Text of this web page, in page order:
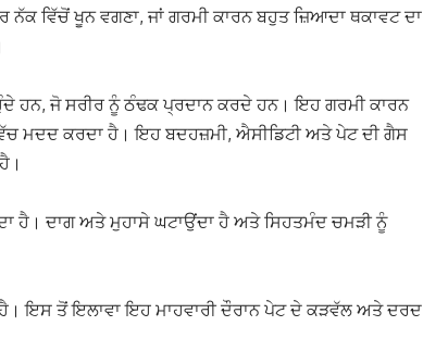
ਵਿੱਚੋਂ ਖੂਨ ਵਗਣਾ, ਜਾਂ ਗਰਮੀ ਕਾਰਨ ਬਹੁਤ ਜ਼ਿਆਦਾ ਥਕਾਵਟ ਦਾ
ਹਨ, ਜੋ ਸਰੀਰ ਨੂੰ ਠੰਢਕ ਪ੍ਰਦਾਨ ਕਰਦੇ ਹਨ। ਇਹ ਗਰਮੀ ਕਾਰਨ
ਮਦਦ ਕਰਦਾ ਹੈ। ਇਹ ਬਦਹਜ਼ਮੀ, ਐਸੀਡਿਟੀ ਅਤੇ ਪੇਟ ਦੀ ਗੈਸ
ਹੈ। ਦਾਗ ਅਤੇ ਮੁਹਾਸੇ ਘਟਾਉਂਦਾ ਹੈ ਅਤੇ ਸਿਹਤਮੰਦ ਚਮੜੀ ਨੂੰ
ਇਸ ਤੋਂ ਇਲਾਵਾ ਇਹ ਮਾਹਵਾਰੀ ਦੌਰਾਨ ਪੇਟ ਦੇ ਕੜਵੱਲ ਅਤੇ ਦਰਦ